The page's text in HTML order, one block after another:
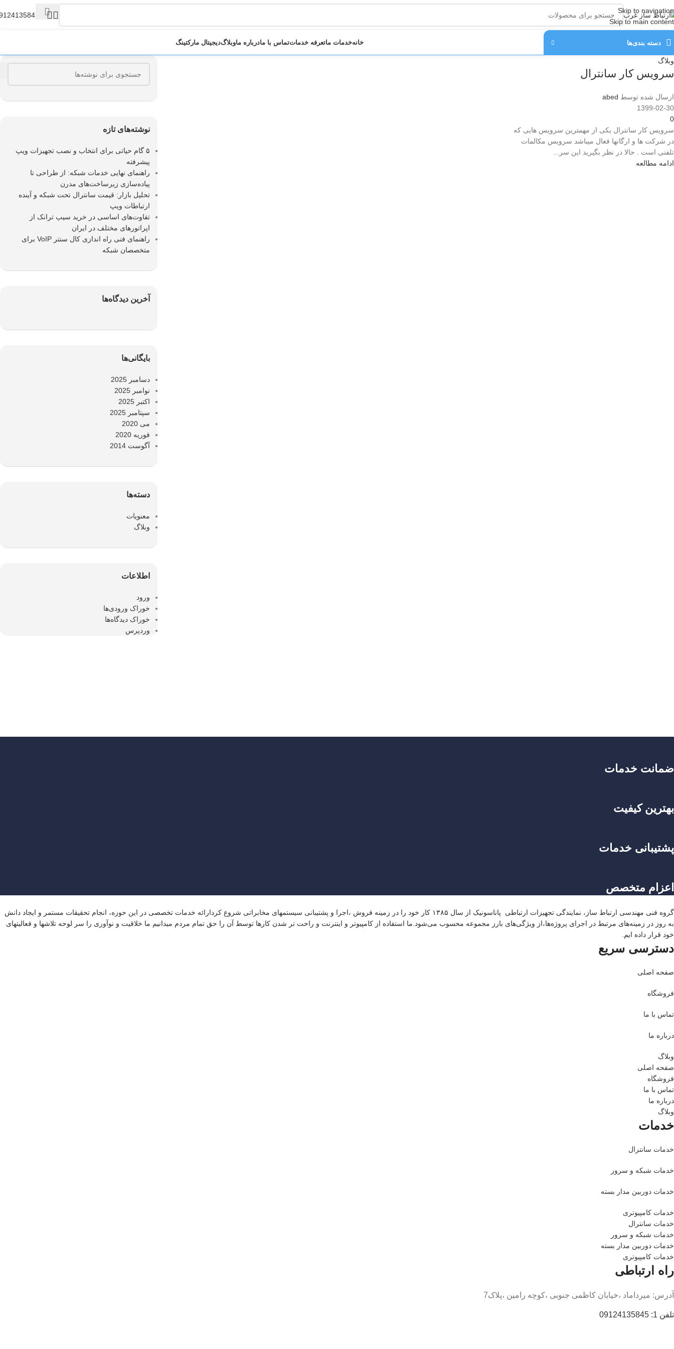
Skip to navigation
Skip to main content
دسته‌ بندی‌ها خانهخدمات ماتعرفه خدماتتماس با مادرباره ماوبلاگدیجیتال مارکتینگ
وبلاگ
سرویس کار سانترال
ارسال شده توسط abed
1399-02-30
0
سرویس کار سانترال یکی از مهمترین سرویس هایی که
در شرکت ها و ارگانها فعال میباشد سرویس مکالمات
تلفنی است . حالا در نظر بگیرید این سر...
ادامه مطالعه
نوشته‌های تازه
۵ گام حیاتی برای انتخاب و نصب تجهیزات ویپ
پیشرفته
راهنمای نهایی خدمات شبکه: از طراحی تا
پیاده‌سازی زیرساخت‌های مدرن
تحلیل بازار: قیمت سانترال تحت شبکه و آینده
ارتباطات ویپ
تفاوت‌های اساسی در خرید سیپ ترانک از
اپراتورهای مختلف در ایران
راهنمای فنی راه اندازی کال سنتر VoIP برای
متخصصان شبکه
آخرین دیدگاه‌ها
بایگانی‌ها
دسامبر 2025
نوامبر 2025
اکتبر 2025
سپتامبر 2025
می 2020
فوریه 2020
آگوست 2014
دسته‌ها
معنویات
وبلاگ
اطلاعات
ورود
خوراک ورودی‌ها
خوراک دیدگاه‌ها
وردپرس
ضمانت خدمات
بهترین کیفیت
پشتیبانی خدمات
اعزام متخصص
گروه فنی مهندسی ارتباط ساز، نمایندگی تجهیزات ارتباطی پاناسونیک از سال ۱۳۸۵ کار خود را در زمینه فروش ،اجرا و پشتیبانی سیستمهای مخابراتی شروع کردارائه خدمات تخصصی در این حوزه، انجام تحقیقات مستمر و ایجاد دانش
به‌ روز در زمینه‌های مرتبط در اجرای پروژه‌ها،از ویژگی‌های بارز مجموعه محسوب می‌شود.ما استفاده از کامپیوتر و اینترنت و راحت تر شدن کارها توسط آن را حق تمام مردم میدانیم ما خلاقیت و نوآوری را سر لوحه تلاشها و فعالیتهای
خود قرار داده ایم.
دسترسی سریع
صفحه اصلی
فروشگاه
تماس با ما
درباره ما
وبلاگ
صفحه اصلی
فروشگاه
تماس با ما
درباره ما
وبلاگ
خدمات
خدمات سانترال
خدمات شبکه و سرور
خدمات دوربین مدار بسته
خدمات کامپیوتری
خدمات سانترال
خدمات شبکه و سرور
خدمات دوربین مدار بسته
خدمات کامپیوتری
راه ارتباطی
آدرس: میرداماد ،خیابان کاظمی جنوبی ،کوچه رامین ،پلاک7
تلفن 1: 09124135845